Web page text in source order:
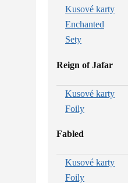
Kusové karty
Enchanted
Sety
Reign of Jafar
Kusové karty
Foily
Fabled
Kusové karty
Foily